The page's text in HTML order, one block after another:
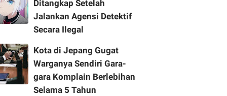
Ditangkap Setelah
Jalankan Agensi Detektif
Secara Ilegal
Kota di Jepang Gugat
Warganya Sendiri Gara-
gara Komplain Berlebihan
Selama 5 Tahun